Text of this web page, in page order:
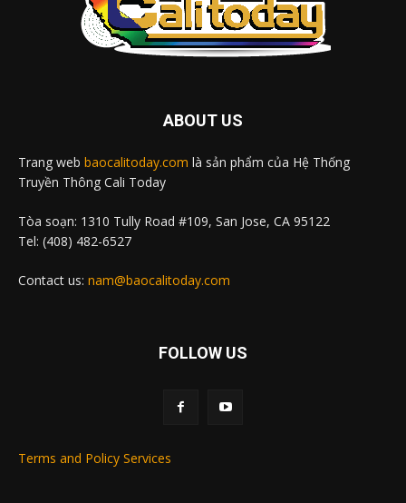
ABOUT US
Trang web baocalitoday.com là sản phẩm của Hệ Thống
Truyền Thông Cali Today
Tòa soạn: 1310 Tully Road #109, San Jose, CA 95122
Tel: (408) 482-6527
Contact us: nam@baocalitoday.com
FOLLOW US
Terms and Policy Services